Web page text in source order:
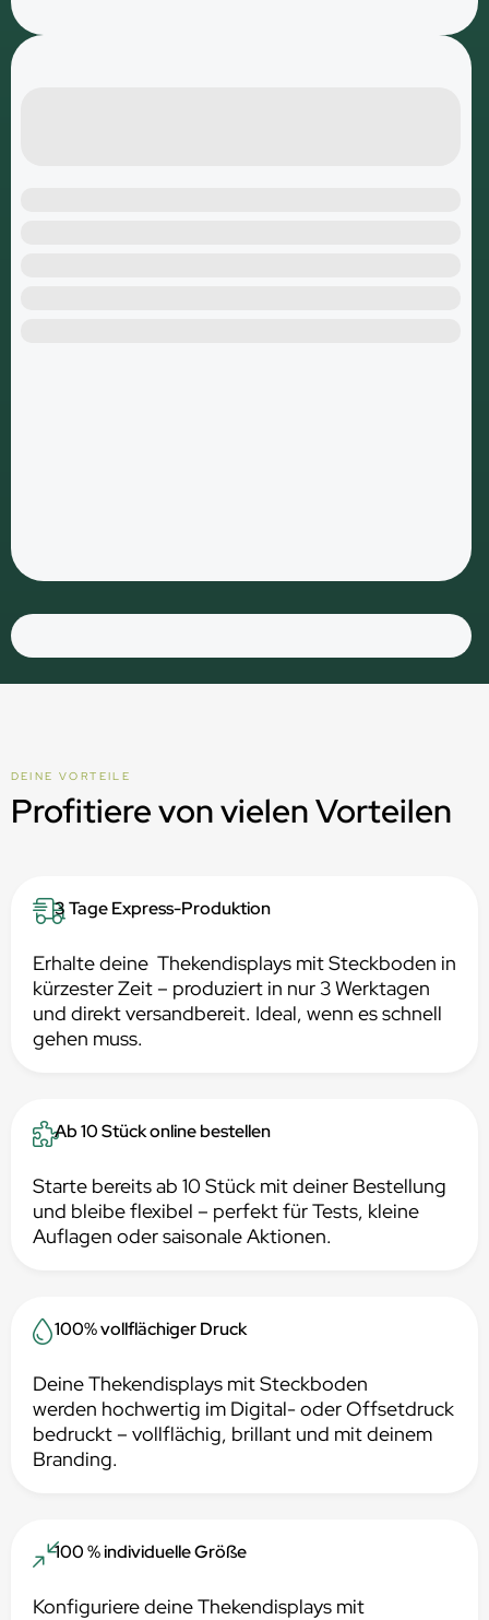
DEINE VORTEILE
Profitiere von vielen Vorteilen
3 Tage Express-Produktion
Erhalte deine Thekendisplays mit Steckboden in
kürzester Zeit – produziert in nur 3 Werktagen
und direkt versandbereit. Ideal, wenn es schnell
gehen muss.
Ab 10 Stück online bestellen
Starte bereits ab 10 Stück mit deiner Bestellung
und bleibe flexibel – perfekt für Tests, kleine
Auflagen oder saisonale Aktionen.
100% vollflächiger Druck
Deine Thekendisplays mit Steckboden
werden hochwertig im Digital- oder Offsetdruck
bedruckt – vollflächig, brillant und mit deinem
Branding.
100 % individuelle Größe
Konfiguriere deine Thekendisplays mit